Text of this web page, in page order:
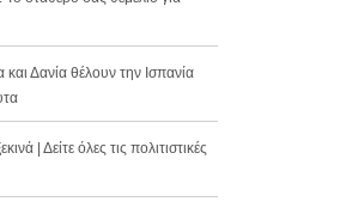
και Δανία θέλουν την Ισπανία
| Δείτε όλες τις πολιτιστικές